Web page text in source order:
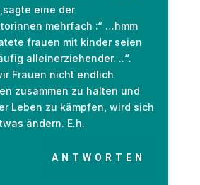
eine der
mehrfach :“ …hmm
frauen mit kinder seien
alleinerziehender. ..“.
Frauen nicht endlich
zusammen zu halten und
Leben zu kämpfen, wird sich
ändern. E.h.
ANTWORTEN